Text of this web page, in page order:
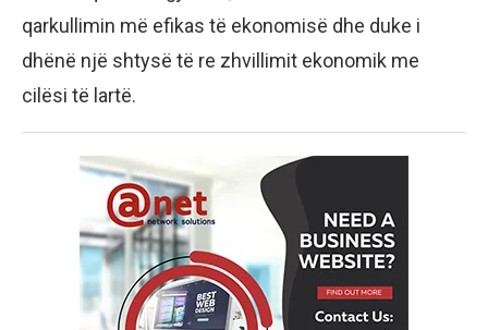
qarkullimin më efikas të ekonomisë dhe duke i
dhënë një shtysë të re zhvillimit ekonomik me
cilësi të lartë.